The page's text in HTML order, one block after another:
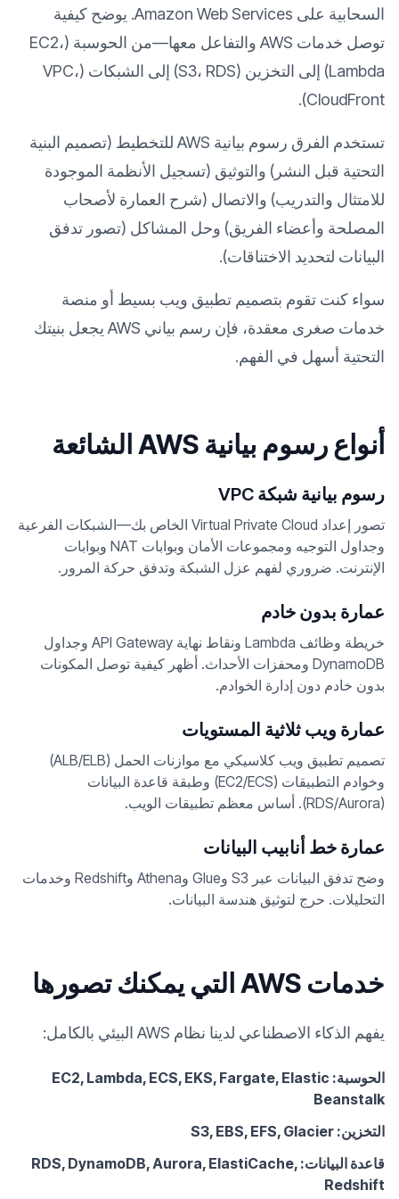
السحابية على Amazon Web Services. يوضح كيفية
توصل خدمات AWS والتفاعل معها—من الحوسبة (EC2،
Lambda) إلى التخزين (S3، RDS) إلى الشبكات (VPC،
CloudFront).
تستخدم الفرق رسوم بيانية AWS للتخطيط (تصميم البنية
التحتية قبل النشر) والتوثيق (تسجيل الأنظمة الموجودة
للامتثال والتدريب) والاتصال (شرح العمارة لأصحاب
المصلحة وأعضاء الفريق) وحل المشاكل (تصور تدفق
البيانات لتحديد الاختناقات).
سواء كنت تقوم بتصميم تطبيق ويب بسيط أو منصة
خدمات صغرى معقدة، فإن رسم بياني AWS يجعل بنيتك
التحتية أسهل في الفهم.
أنواع رسوم بيانية AWS الشائعة
رسوم بيانية شبكة VPC
تصور إعداد Virtual Private Cloud الخاص بك—الشبكات الفرعية
وجداول التوجيه ومجموعات الأمان وبوابات NAT وبوابات
الإنترنت. ضروري لفهم عزل الشبكة وتدفق حركة المرور.
عمارة بدون خادم
خريطة وظائف Lambda ونقاط نهاية API Gateway وجداول
DynamoDB ومحفزات الأحداث. أظهر كيفية توصل المكونات
بدون خادم دون إدارة الخوادم.
عمارة ويب ثلاثية المستويات
تصميم تطبيق ويب كلاسيكي مع موازنات الحمل (ALB/ELB)
وخوادم التطبيقات (EC2/ECS) وطبقة قاعدة البيانات
(RDS/Aurora). أساس معظم تطبيقات الويب.
عمارة خط أنابيب البيانات
وضح تدفق البيانات عبر S3 وGlue وAthena وRedshift وخدمات
التحليلات. حرج لتوثيق هندسة البيانات.
خدمات AWS التي يمكنك تصورها
يفهم الذكاء الاصطناعي لدينا نظام AWS البيئي بالكامل:
الحوسبة: EC2, Lambda, ECS, EKS, Fargate, Elastic
Beanstalk
التخزين: S3, EBS, EFS, Glacier
قاعدة البيانات: RDS, DynamoDB, Aurora, ElastiCache,
Redshift